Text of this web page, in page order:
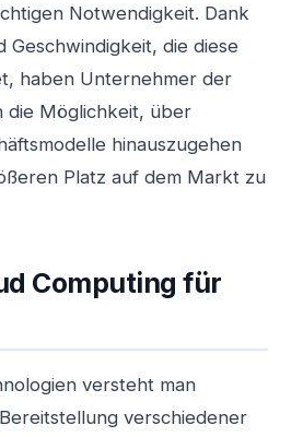
Notwendigkeit. Dank
Geschwindigkeit, die diese
haben Unternehmer der
die Möglichkeit, über
hinauszugehen
Platz auf dem Markt zu
Computing für
versteht man
verschiedener